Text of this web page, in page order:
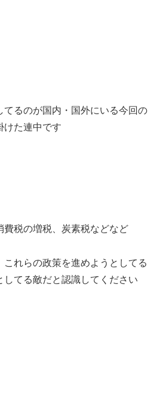
てるのが国内・国外にいる今回の
けた連中です
費税の増税、炭素税などなど
これらの政策を進めようとしてる
てる敵だと認識してください